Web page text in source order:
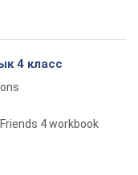
4 класс
4 workbook